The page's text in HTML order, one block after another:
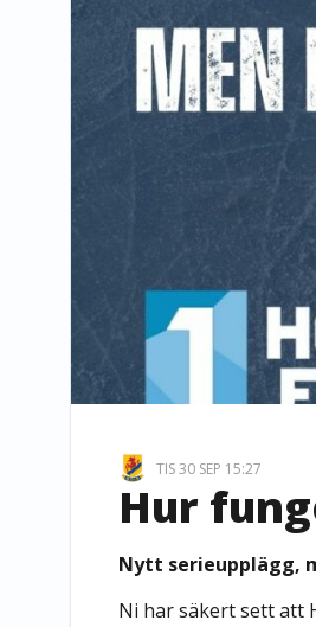
TIS 30 SEP 15:27
Hur
Nytt serieupplägg,
Ni har säkert sett att